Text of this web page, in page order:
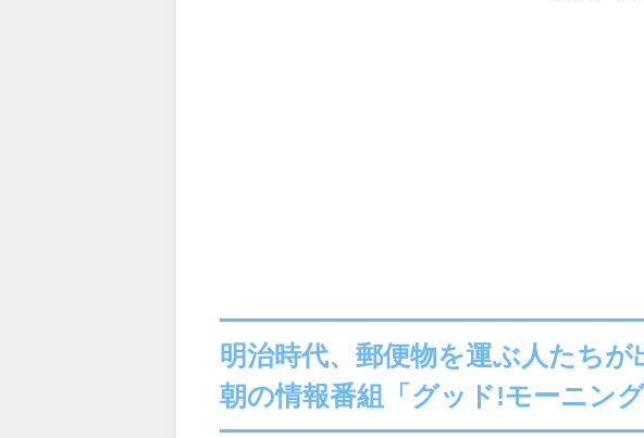
明治時代、郵便物を運ぶ人たちが
朝の情報番組「グッド!モーニン